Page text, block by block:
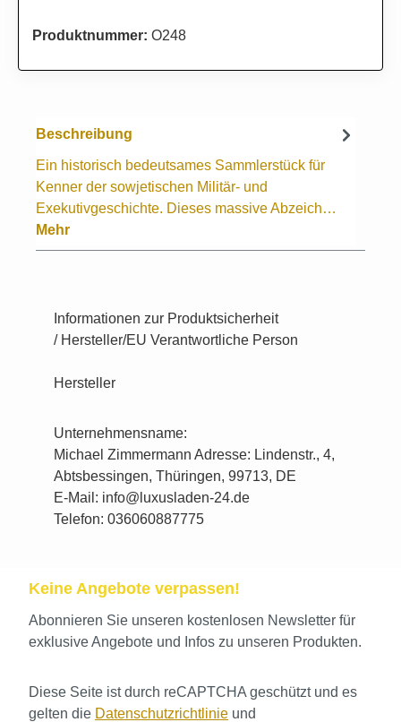
Produktnummer: O248
Beschreibung
Ein historisch bedeutsames Sammlerstück für
Kenner der sowjetischen Militär- und
Exekutivgeschichte. Dieses massive Abzeich…
Mehr
Informationen zur Produktsicherheit
/ Hersteller/EU Verantwortliche Person
Hersteller
Unternehmensname:
Michael Zimmermann Adresse: Lindenstr., 4,
Abtsbessingen, Thüringen, 99713, DE
E-Mail: info@luxusladen-24.de
Telefon: 036060887775
Keine Angebote verpassen!
Abonnieren Sie unseren kostenlosen Newsletter für
exklusive Angebote und Infos zu unseren Produkten.
Diese Seite ist durch reCAPTCHA geschützt und es
gelten die Datenschutzrichtlinie und